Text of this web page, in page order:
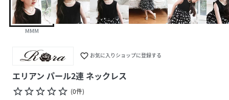
MMM
favorite_border お気に入りショップに登録する
エリアン パール2連 ネックレス
star_borderstar_borderstar_borderstar_borderstar_border (0件)